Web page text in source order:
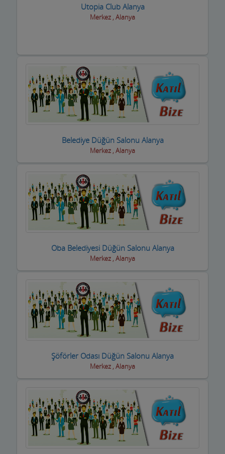
Güneş Enerji Sistemleri
Güzellik Salonları
Hac Malzemeleri
Hafriyat Firmaları
Hal Komisyoncuları
Halı Yıkama
Halıcılar
Hamamlar / Spa ve Masaj salonları
Hastane ve Sağlık Kuruluşları
Havuz ve Kimyasalları
Hediyelik Eşya Firmaları
Hırdavatçılar ve Nalburiye
Hububatçılar
Hurdacılar
inşaat Malzemeleri
inşaat ve yapı ustaları
internet Cafeler ve Oyun salonları
Utopia Club Alanya
Merkez , Alanya
Belediye Düğün Salonu Alanya
Merkez , Alanya
Oba Belediyesi Düğün Salonu Alanya
Merkez , Alanya
Şöförler Odası Düğün Salonu Alanya
Merkez , Alanya